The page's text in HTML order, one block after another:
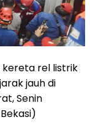
kereta rel listrik
jauh di
Senin